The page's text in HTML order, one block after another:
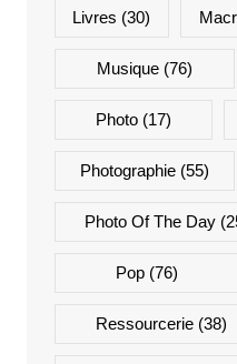
Livres (30)
Musique(76)
Photo(17)
Photographie(55)
Photo Of The Day
Pop(76)
Ressourcerie (38)